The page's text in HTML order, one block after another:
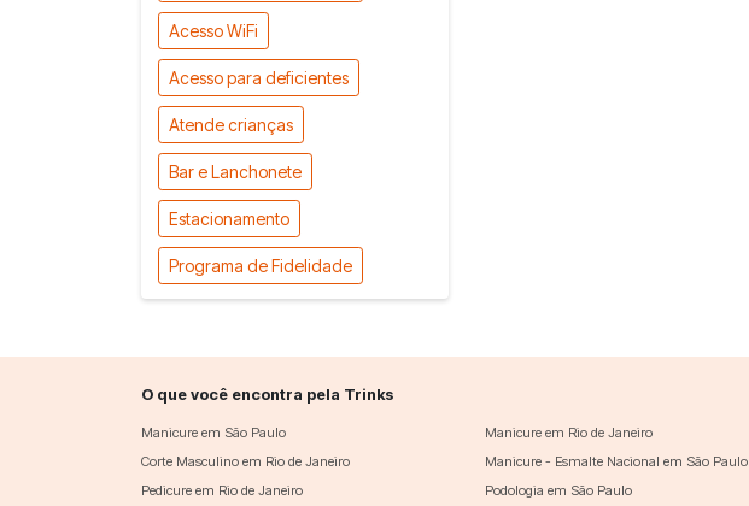
Acesso WiFi
Acesso para deficientes
Atende crianças
Bar e Lanchonete
Estacionamento
Programa de Fidelidade
O que você encontra pela Trinks
Manicure em São Paulo Manicure em Rio de Janeiro
Corte Masculino em Rio de Janeiro
Manicure - Esmalte Nacional em São Paulo
Pedicure em Rio de Janeiro
Podologia em São Paulo